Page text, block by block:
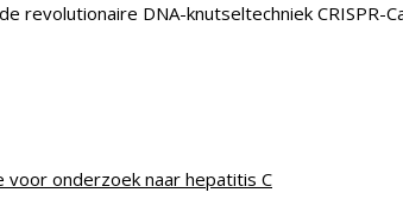
revolutionaire DNA-knutseltechniek CRISPR-
voor onderzoek naar hepatitis C